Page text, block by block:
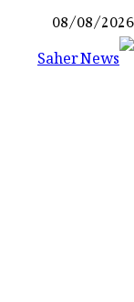
Skip
to
08/08/2026